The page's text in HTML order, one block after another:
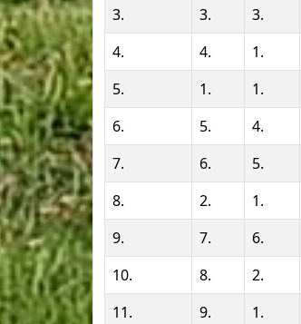
3.
3. 3.
4.
4. 1.
5.
1. 1.
6.
5. 4.
7.
6. 5.
8.
2. 1.
9.
7. 6.
10.
8. 2.
11.
9. 1.